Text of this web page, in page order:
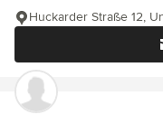
Huckarder Straße 12,